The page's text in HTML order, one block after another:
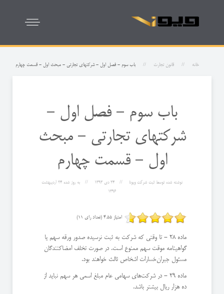
خانه قانون تجارت باب سوم - فصل اول - شركتهای تجارتی - مبحث اول - قسمت چهارم
باب سوم - فصل اول -
شركتهای تجارتی - مبحث
اول - قسمت چهارم
نوشته شده توسط ثبت شرکت ویونا 24 دی 1393 به روز شده
24 ارديبهشت
1396
امتیاز 4.55 (تعداد رای 11)
ماده 28 - تا وقتی كه شركت به ثبت نرسیده صدور ورقه سهم یا
گواهینامه موقت سهم ممنوع است. در صورت تخلف امضاكنندگان
مسئول جبران‌خسارات اشخاص ثالث خواهند بود.
ماده 29 - در شركت‌های سهامی عام مبلغ اسمی هر سهم نباید از
ده هزار ریال بیشتر باشد.